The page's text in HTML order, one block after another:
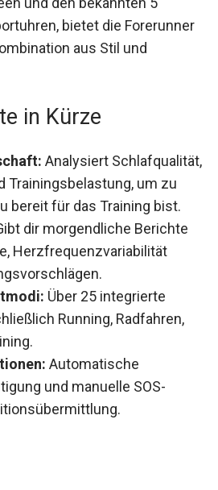
AMOLED-Display, einem
und den bekannten 5
bietet die
Kombination aus
Analysiert
und
um zu bestimmen, ob du
bist.
dir morgendliche Berichte
Herzfrequenzvariabilität
Running, Radfahren,
Automatische